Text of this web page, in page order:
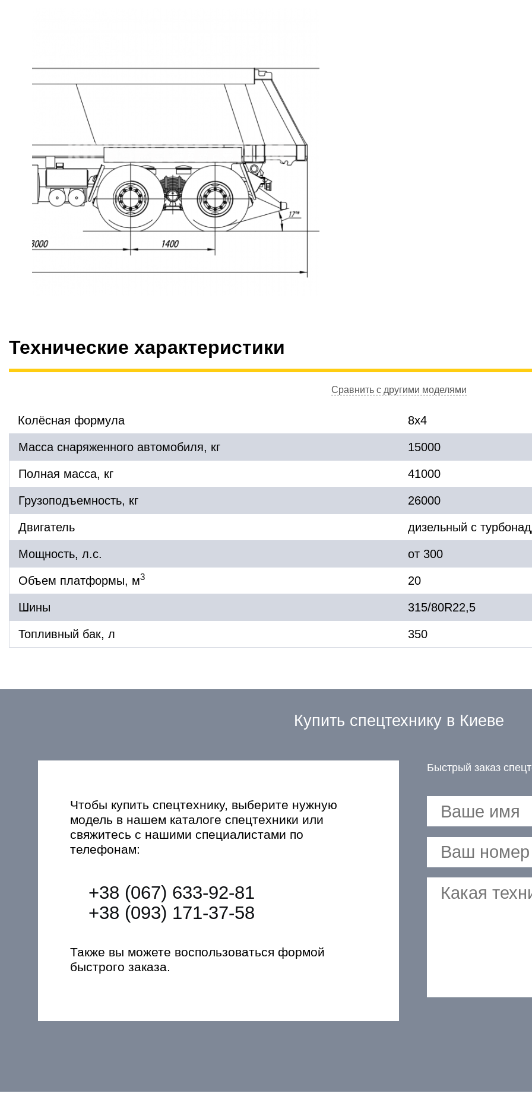
Технические характеристики
Сравнить с другими моделями
Колёсная формула 8x4
Масса снаряженного автомобиля, кг 15000
Полная масса, кг 41000
Грузоподъемность, кг 26000
Двигатель дизельный с
Мощность, л.с. от 300
Объем платформы, м3 20
Шины 315/80R22,5
Топливный бак, л 350
Купить спецтехнику в Киеве
Чтобы купить спецтехнику, выберите нужную
модель в нашем каталоге спецтехники или
свяжитесь с нашими специалистами по
телефонам:
+38 (067) 633-92-81
+38 (093) 171-37-58
Также вы можете воспользоваться формой
быстрого заказа.
Быстрый заказ